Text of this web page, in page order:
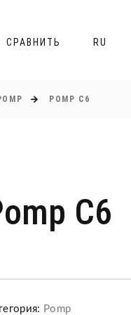
СРАВНИТЬ RU
POMP C6
C6
Pomp